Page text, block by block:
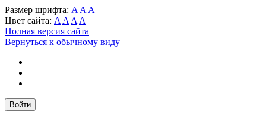
Размер шрифта: A A A
Цвет сайта: A A A A
Полная версия сайта
Вернуться к обычному виду
Войти